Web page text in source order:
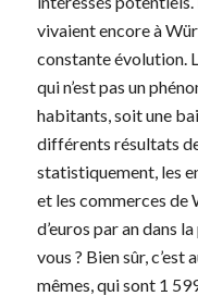
vivaient encore à
constante évolution.
qui n’est pas un
habitants, soit une
différents résultats
statistiquement, les
et les commerces de
d’euros par an dans
vous ? Bien sûr, c’est
mêmes, qui sont 1